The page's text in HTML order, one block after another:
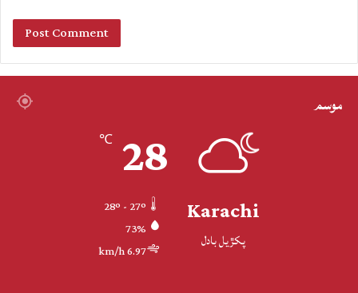
موسم
Karachi
پکڙيل بادل
28
℃
73%
6.97 km/h